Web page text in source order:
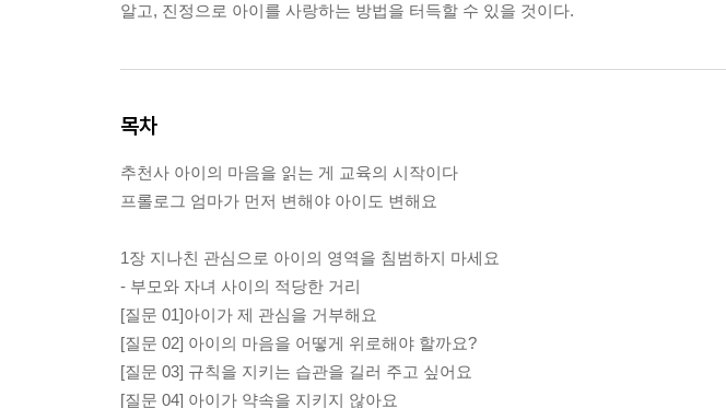
알고, 진정으로 아이를 사랑하는 방법을 터득할 수 있을 것이다.
목차
추천사 아이의 마음을 읽는 게 교육의 시작이다
프롤로그 엄마가 먼저 변해야 아이도 변해요
1장 지나친 관심으로 아이의 영역을 침범하지 마세요
- 부모와 자녀 사이의 적당한 거리
[질문 01]아이가 제 관심을 거부해요
[질문 02] 아이의 마음을 어떻게 위로해야 할까요?
[질문 03] 규칙을 지키는 습관을 길러 주고 싶어요
[질문 04] 아이가 약속을 지키지 않아요